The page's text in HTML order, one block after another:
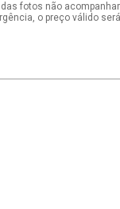
fotos não
o preço válido